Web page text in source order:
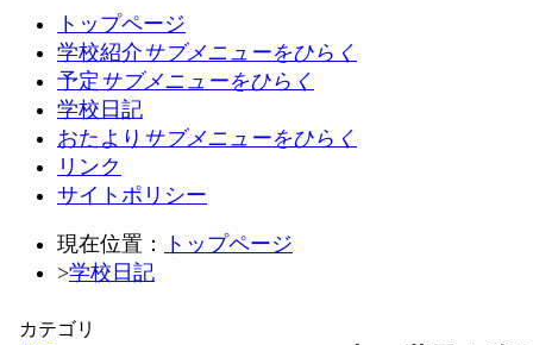
トップページ
学校紹介サブメニューをひらく
予定 サブメニューをひらく
学校日記
おたより サブメニューをひらく
リンク
サイトポリシー
現在位置：
トップページ
>学校日記